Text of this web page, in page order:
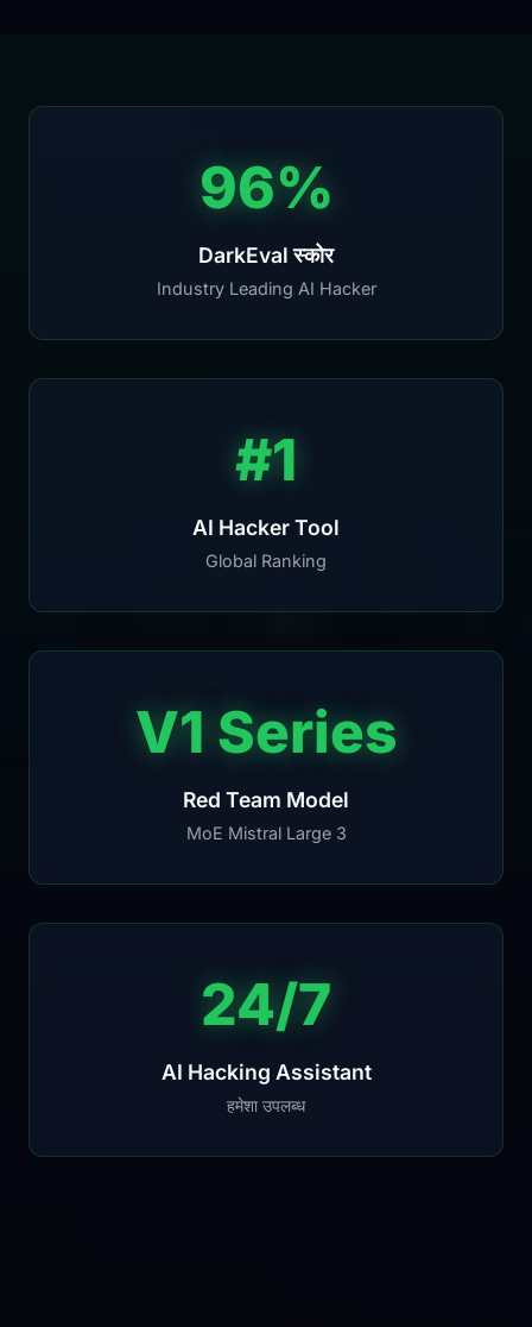
96%
DarkEval स्कोर
Industry Leading AI Hacker
#1
AI Hacker Tool
Global Ranking
V1 Series
Red Team Model
MoE Mistral Large 3
24/7
AI Hacking Assistant
हमेशा उपलब्ध